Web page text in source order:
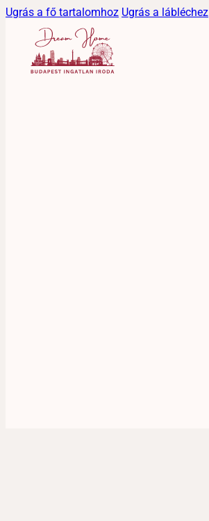
Ugrás a fő tartalomhoz Ugrás a lábléchez